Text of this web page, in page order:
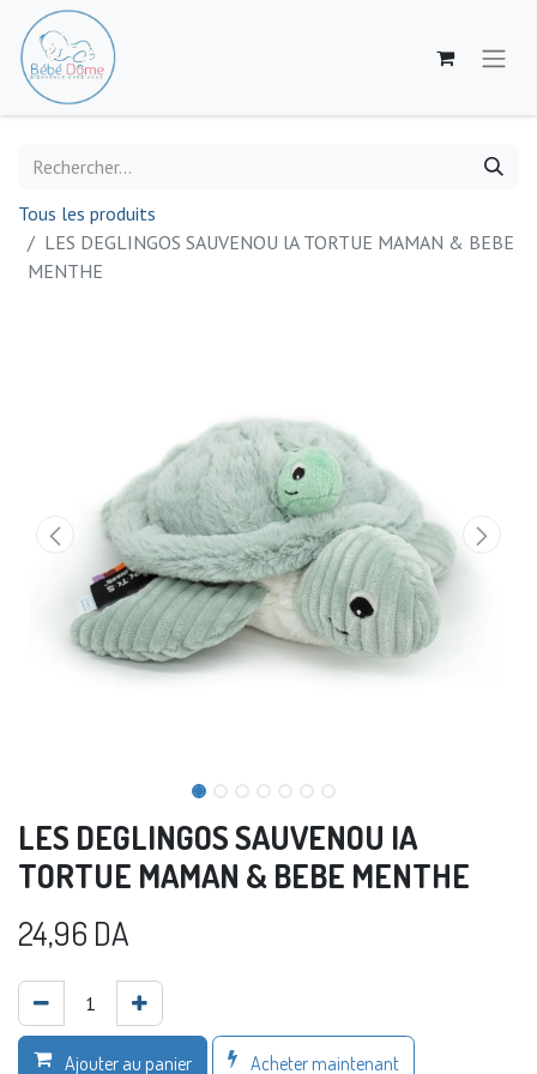
Tous les produits
LES DEGLINGOS SAUVENOU lA TORTUE MAMAN & BEBE
MENTHE
LES DEGLINGOS SAUVENOU lA
TORTUE MAMAN & BEBE MENTHE
24,96 DA
Ajouter au panier Acheter maintenant